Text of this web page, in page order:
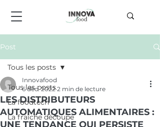
Post
Tous les posts
La foodtech
La fraîche découpe
Tous les posts
LES DISTRIBUTEURS
AUTOMATIQUES ALIMENTAIRES :
UNE TENDANCE QUI PERSISTE
Innovafood
6 déc. 2022 2 min de lecture